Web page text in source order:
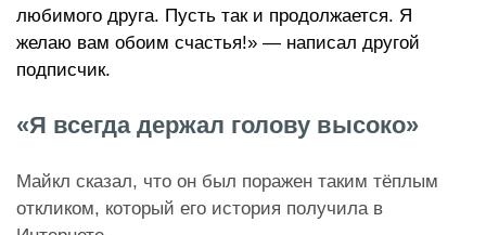
любимого друга. Пусть так и продолжается. Я
желаю вам обоим счастья!» — написал другой
подписчик.
«Я всегда держал голову высоко»
Майкл сказал, что он был поражен таким тёплым
откликом, который его история получила в